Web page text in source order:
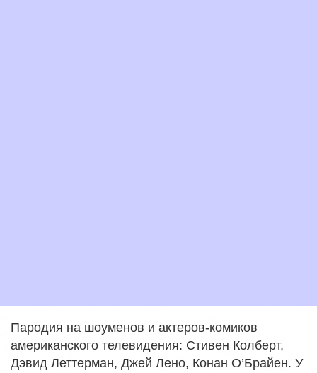
Пародия на шоуменов и актеров-комиков
американского телевидения: Стивен Колберт,
Дэвид Леттерман, Джей Лено, Конан О’Брайен. У